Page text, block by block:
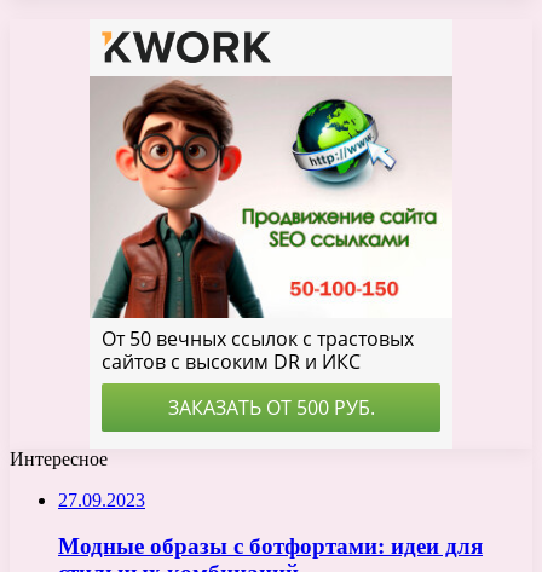
Интересное
27.09.2023
Модные образы с ботфортами: идеи для